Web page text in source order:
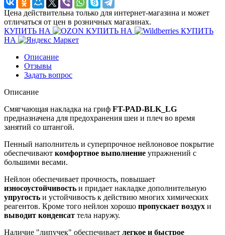
Цена действительна только для интернет-магазина и может
отличаться от цен в розничных магазинах.
КУПИТЬ НА
КУПИТЬ НА
КУПИТЬ
НА
Описание
Отзывы
Задать вопрос
Описание
Смягчающая накладка на гриф FT-PAD-BLK_LG
предназначена для предохранения шеи и плеч во время
занятий со штангой.
Пенный наполнитель и суперпрочное нейлоновое покрытие
обеспечивают комфортное выполнение упражнений с
большими весами.
Нейлон обеспечивает прочность, повышает
износоустойчивость и придает накладке дополнительную
упругость и устойчивость к действию многих химических
реагентов. Кроме того нейлон хорошо пропускает воздух и
выводит конденсат тела наружу.
Наличие "липучек" обеспечивает легкое и быстрое